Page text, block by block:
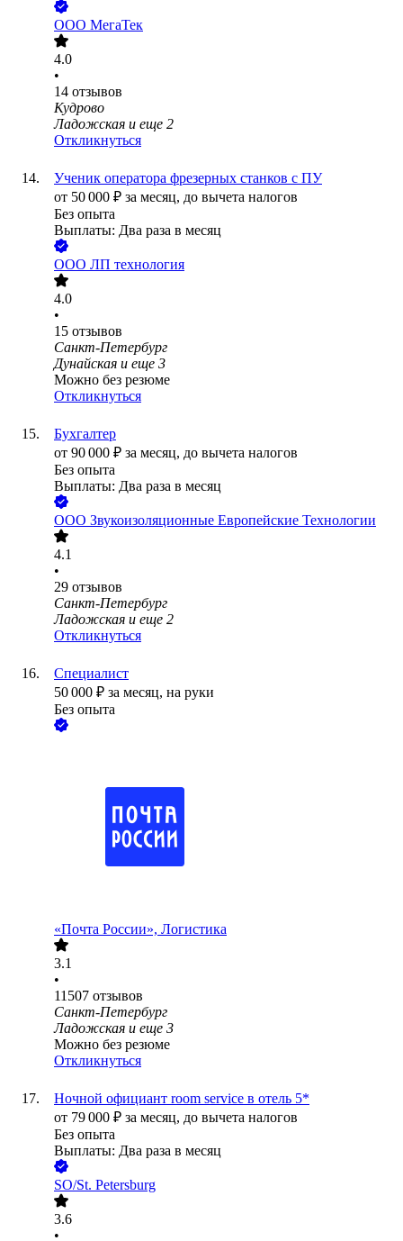
ООО МегаТек
4.0
•
14 отзывов
Кудрово
Ладожская и еще 2
Откликнуться
Ученик оператора фрезерных станков с ПУ
от 50 000 ₽ за месяц, до вычета налогов
Без опыта
Выплаты: Два раза в месяц
ООО ЛП технология
4.0
•
15 отзывов
Санкт-Петербург
Дунайская и еще 3
Можно без резюме
Откликнуться
Бухгалтер
от 90 000 ₽ за месяц, до вычета налогов
Без опыта
Выплаты: Два раза в месяц
ООО Звукоизоляционные Европейские Технологии
4.1
•
29 отзывов
Санкт-Петербург
Ладожская и еще 2
Откликнуться
Специалист
50 000 ₽ за месяц, на руки
Без опыта
«Почта России», Логистика
3.1
•
11507 отзывов
Санкт-Петербург
Ладожская и еще 3
Можно без резюме
Откликнуться
Ночной официант room service в отель 5*
от 79 000 ₽ за месяц, до вычета налогов
Без опыта
Выплаты: Два раза в месяц
SO/St. Petersburg
3.6
•